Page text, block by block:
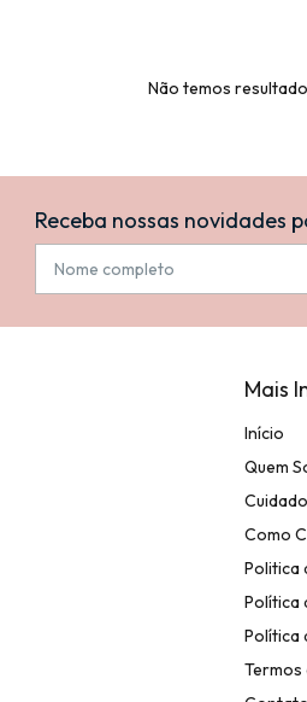
Não temos
Receba nossas novidades
Mais
Início
Quem
Como
Politica
Política
Política
Termos